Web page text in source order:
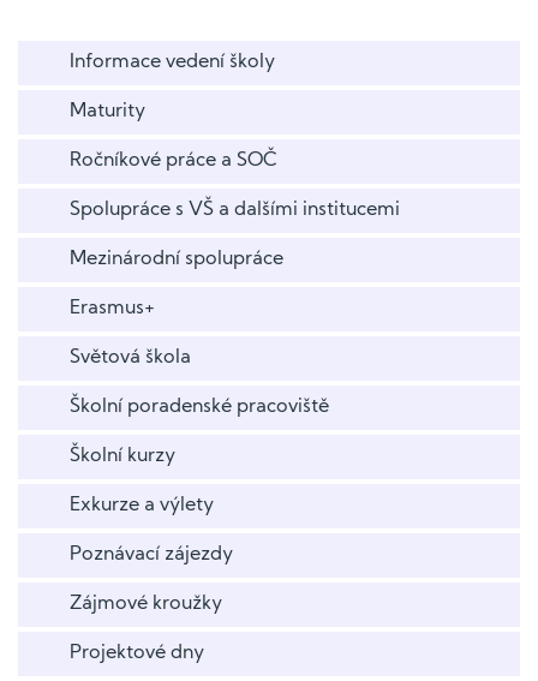
Informace vedení školy
Maturity
Ročníkové práce a SOČ
Spolupráce s VŠ a dalšími institucemi
Mezinárodní spolupráce
Erasmus+
Světová škola
Školní poradenské pracoviště
Školní kurzy
Exkurze a výlety
Poznávací zájezdy
Zájmové kroužky
Projektové dny